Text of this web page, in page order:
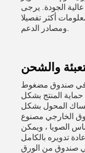
الجودة. يرجى
أكثر تفصيلا
في صندوق مضغوط
المنتج بشكل
المحول بشكل
الخارجي مصنوع
الصويا ، ويمكن
صندوق من الورق